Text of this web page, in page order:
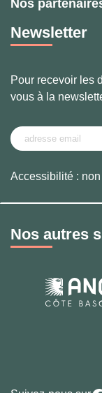
Nos
Newsletter
Pour recevoir les
vous à la
Accessibilité :
Nos autres